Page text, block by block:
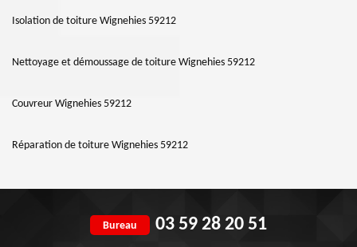
Isolation de toiture Wignehies 59212
Nettoyage et démoussage de toiture Wignehies 59212
Couvreur Wignehies 59212
Réparation de toiture Wignehies 59212
Bureau 03 59 28 20 51